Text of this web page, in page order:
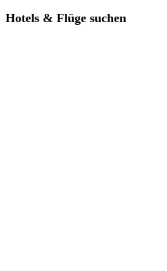
Hotels & Flüge suchen